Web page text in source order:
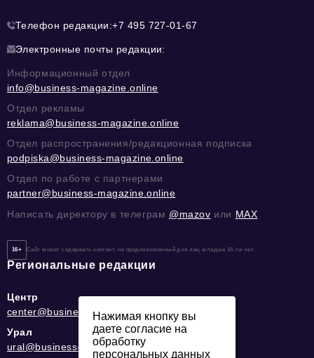
Телефон редакции:+7 495 727-01-67
Электронные почты редакции:
Информационный отдел
info@business-magazine.online
Отдел рекламы
reklama@business-magazine.online
Отдел распространения/редакционная подписка
podpiska@business-magazine.online
Отдел по работе с партнерами
partner@business-magazine.online
Написать директору в телеграм @mazov или MAX
16+ Сайт может содержать контент, не предназначенный для лиц младше 16-ти лет.
Региональные редакции
Центр
center@business-magazine.online
Урал
ural@business-magazine.online
Нажимая кнопку вы
даете согласие на
обработку
персональных данных